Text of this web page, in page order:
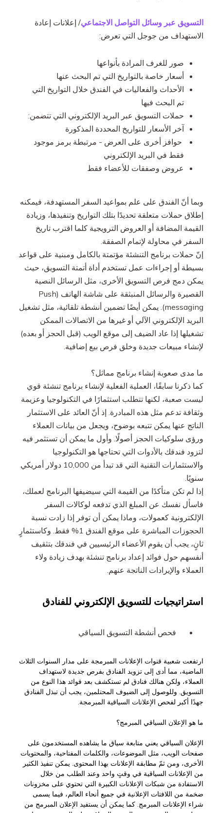
التسويق عبر وسائل التواصل الاجتماعي/ إعلانات إعادة
الاستهداف من جوجل التي تعرض:
صور للغرف المرادة بأنواعها
أسعار خاصة بالتواريخ التي تم البحث عنها
الأحداث والفعاليات في الفندق خلال التواريخ التي
تم البحث فيها
حملات التسويق عبر البريد الإلكتروني التي تتضمن:
آخر الأسعار للتواريخ المحددة المذكورة
حوافز أخرى على العرض - مرتبطة برمز موجود
فقط في البريد الإلكتروني
عروض وصفقات للأعضاء فقط
وبما أنّ الفندق على علم بمواعيد السفر المستهدفة، فيمكنه
إطلاق حملات متعلقة تحديدًا بتلك التواريخ وتنفيذها، وزيادة
القيمة المضافة أو العروض الترويجية كلما اقترب تاريخ
السفر في محاولة لإتمام الصفقة.
إنّ حملات برنامج التنشئة مؤتمتة بالكامل ومبنية على قواعد
بسيطة أو إجراءات عمل تستخدم أداة أتمتة التسويق، حيث
يمكن دمج فرص التسويق الأخرى، مثل الرسائل النصية
القصيرة والرسائل المنبثقة على شاشة الهاتف (Push
messaging). يمكن أيضًا تضمين أنشطة تلقائية، مثل تشغيل
البريد الإلكتروني الآلي أو غيرها من الاتصالات الممكن
تشغيلها إذا عاد الضيف إلى موقع الويب (قبل الحجز أو بعده)
لإنشاء مبيعات جديدة وخلق فرص بيع إضافية.
ما مدى صعوبة إنشاء برنامج مماثل؟
كما ذكرنا سابقًا، العملية الفعلية لإنشاء برنامج تنشئة قوي
ليست صعبة، لكنها تتطلب استثمارًا في التكنولوجيا وعزيمة
وثقافة تدعم مثل هذه المبادرة. إذ أنّ العائد على الاستثمار
الناتج عنها يمكن تتبعه بوضوح، ويجعل من بيانات العملاء
ورؤى سلوكيات الحجز أصولًا. وأول ما يمكن أن تستثمر فيه
لتزود فندقك بالأدوات التي تحتاجها هو التكنولوجيا
والاستثمارات التقنية التي قد تبدأ من 10,000 دولار أمريكي
سنويًا.
إذا لم تكن متأكدًا من القيمة التي سيضيفها البرنامج لعملك،
فاسأل نفسك عن المبلغ الذي تدفعه لوكالات السفر
الإلكترونية كعمولات، وماذا يمكن أن توفر إذا زادت نسبة
الحجوزات المباشرة على موقع الفندق 1% فقط. وكاستثمارٍ
ثانٍ، يجب أن يقوم الأعضاء الرئيسيين في فندقك بتثقيف
أنفسهم حول فوائد إعداد برنامج تنشئة بهدف زيادة ولاء
العملاء والإيرادات الناتجة عنهم.
استراتيجيات للتسويق الإلكتروني للفنادق
فحص أنشطة التسويق السياقي
ارتفعت شعبية قنوات الإعلانات المبرمجة على مدار السنوات الثلاث
الماضية، مما أدى إلى تزويد الفنادق بفرص جديدة لاستهداف
العملاء، ولكن هنالك فنادق لم تستكشف بعد فوائد هذا النوع من
التسويق. وللوصول إلى الضيوف المحتلمين، يجب أن تبذل الفنادق
جهدًا أكبر لفحص الإعلانات السياقية المبرمجة.
ما هو الإعلان السياقي المبرمج؟
الإعلان السياقي يعني متابعة سياق ما يشاهده المستخدمون على
صفحات الويب، مثل الموضوعات، والكلمات المفتاحية، والمحتويات
الأخرى، ومن ثمّ مطابقة الإعلانات بهذا المحتوى. يمكن تنفيذ الكثير
من الإعلانات السياقية في وقتٍ واحد وعند الطلب من خلال
الاستفادة من شبكات الإعلانات الكبيرة التي تحتوي على مخزونات
ضخمة من اللافتات الإعلانية في جميع أنحاء العالم، فيما يسمى
شراء الإعلانات المبرمج. كما يمكن أن يستفيد الإعلان المبرمج من